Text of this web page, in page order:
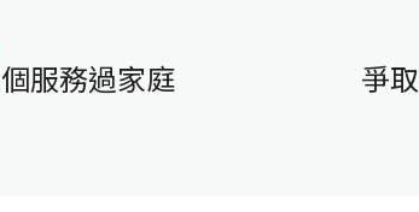
個服務過家庭 爭取